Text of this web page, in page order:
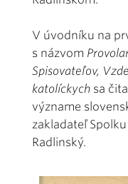
V úvodníku na
s názvom
Spisovateľov,
katolíckych sa
význame
zakladateľ
Radlinský.